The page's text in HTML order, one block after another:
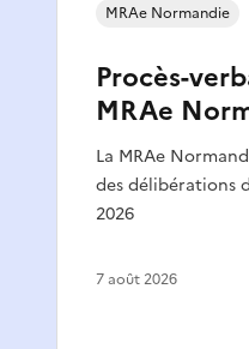
Procès-
MRAe
La MRAe
des délibérations
2026
MRAe Normandie
7 août 2026